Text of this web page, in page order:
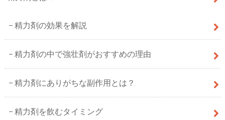
精力剤の効果を解説
精力剤の中で強壮剤がおすすめの理由
精力剤にありがちな副作用とは？
精力剤を飲むタイミング